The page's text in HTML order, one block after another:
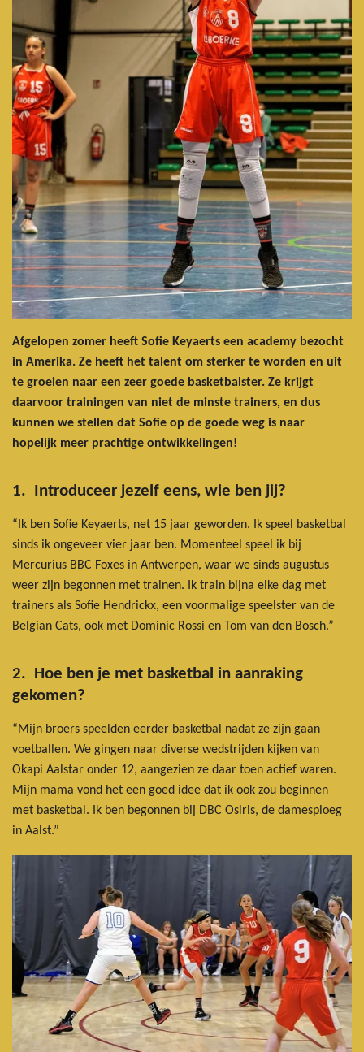
Afgelopen zomer heeft Sofie Keyaerts een academy bezocht
in Amerika. Ze heeft het talent om sterker te worden en uit
te groeien naar een zeer goede basketbalster. Ze krijgt
daarvoor trainingen van niet de minste trainers, en dus
kunnen we stellen dat Sofie op de goede weg is naar
hopelijk meer prachtige ontwikkelingen!
1. Introduceer jezelf eens, wie ben jij?
“Ik ben Sofie Keyaerts, net 15 jaar geworden. Ik speel basketbal
sinds ik ongeveer vier jaar ben. Momenteel speel ik bij
Mercurius BBC Foxes in Antwerpen, waar we sinds augustus
weer zijn begonnen met trainen. Ik train bijna elke dag met
trainers als Sofie Hendrickx, een voormalige speelster van de
Belgian Cats, ook met Dominic Rossi en Tom van den Bosch.”
2. Hoe ben je met basketbal in aanraking
gekomen?
“Mijn broers speelden eerder basketbal nadat ze zijn gaan
voetballen. We gingen naar diverse wedstrijden kijken van
Okapi Aalstar onder 12, aangezien ze daar toen actief waren.
Mijn mama vond het een goed idee dat ik ook zou beginnen
met basketbal. Ik ben begonnen bij DBC Osiris, de damesploeg
in Aalst.”